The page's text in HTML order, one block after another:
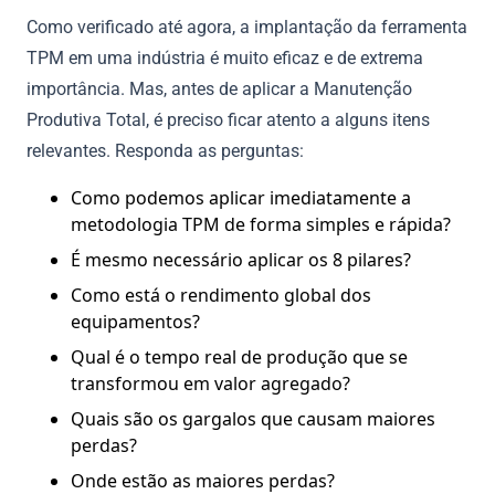
Como verificado até agora, a implantação da ferramenta
TPM em uma indústria é muito eficaz e de extrema
importância. Mas, antes de aplicar a Manutenção
Produtiva Total, é preciso ficar atento a alguns itens
relevantes. Responda as perguntas:
Como podemos aplicar imediatamente a
metodologia TPM de forma simples e rápida?
É mesmo necessário aplicar os 8 pilares?
Como está o rendimento global dos
equipamentos?
Qual é o tempo real de produção que se
transformou em valor agregado?
Quais são os gargalos que causam maiores
perdas?
Onde estão as maiores perdas?